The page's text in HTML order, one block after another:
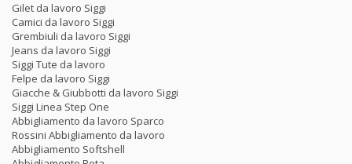
Gilet da lavoro Siggi
Camici da lavoro Siggi
Grembiuli da lavoro Siggi
Jeans da lavoro Siggi
Siggi Tute da lavoro
Felpe da lavoro Siggi
Giacche & Giubbotti da lavoro Siggi
Siggi Linea Step One
Abbigliamento da lavoro Sparco
Rossini Abbigliamento da lavoro
Abbigliamento Softshell